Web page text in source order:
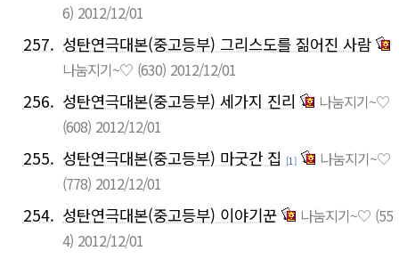
6) 2012/12/01
257. 성탄연극대본(중고등부) 그리스도를 짊어진 사람
나눔지기~♡ (630) 2012/12/01
256. 성탄연극대본(중고등부) 세가지 진리
나눔지기~♡
(608) 2012/12/01
255. 성탄연극대본(중고등부) 마굿간 집 [1]
나눔지기~♡
(778) 2012/12/01
254. 성탄연극대본(중고등부) 이야기꾼 나눔지기~♡ (55
4) 2012/12/01